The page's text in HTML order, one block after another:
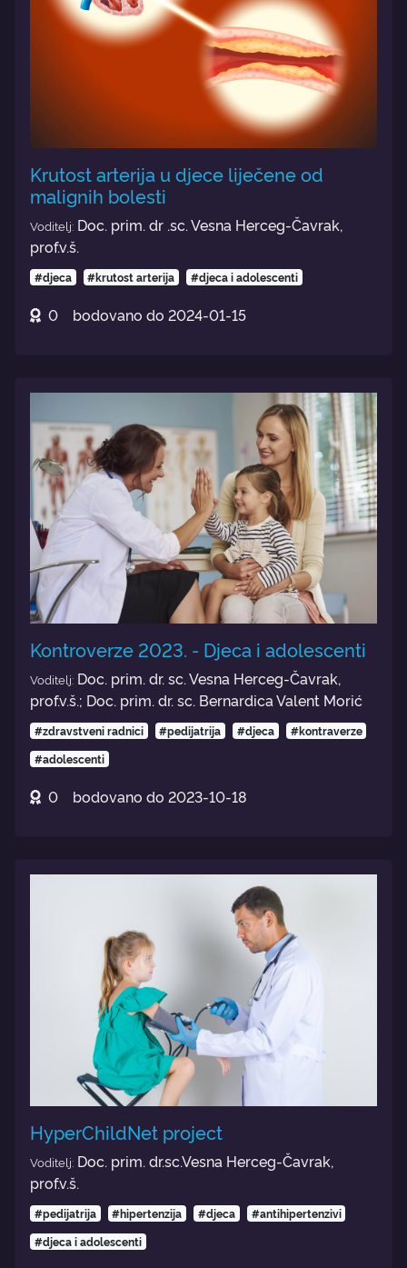
Krutost arterija u djece liječene od
malignih bolesti
Voditelj: Doc. prim. dr .sc. Vesna Herceg-Čavrak,
prof.v.š.
#djeca #krutost arterija #djeca i adolescenti
0 bodovano do 2024-01-15
Kontroverze 2023. - Djeca i adolescenti
Voditelj: Doc. prim. dr. sc. Vesna Herceg-Čavrak,
prof.v.š.; Doc. prim. dr. sc. Bernardica Valent Morić
#zdravstveni radnici #pedijatrija #djeca
#kontraverze
#adolescenti
0 bodovano do 2023-10-18
HyperChildNet project
Voditelj: Doc. prim. dr.sc.Vesna Herceg-Čavrak,
prof.v.š.
#pedijatrija #hipertenzija #djeca
#antihipertenzivi
#djeca i adolescenti